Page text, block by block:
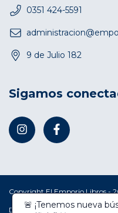
0351 424-5591
9 de Julio 182
Sigamos
Copyright El Emporio Libros -
Defensa de las y los